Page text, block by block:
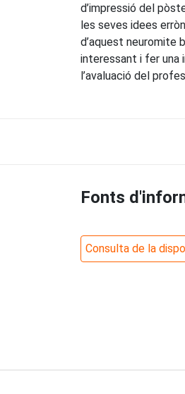
d’impressió del
les seves idees
d’aquest neuromite
interessant i fer una
l’avaluació del
Fonts
Consulta de la